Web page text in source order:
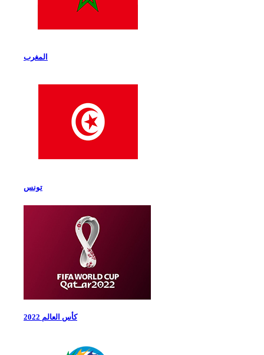
المغرب
تونس
كأس العالم 2022